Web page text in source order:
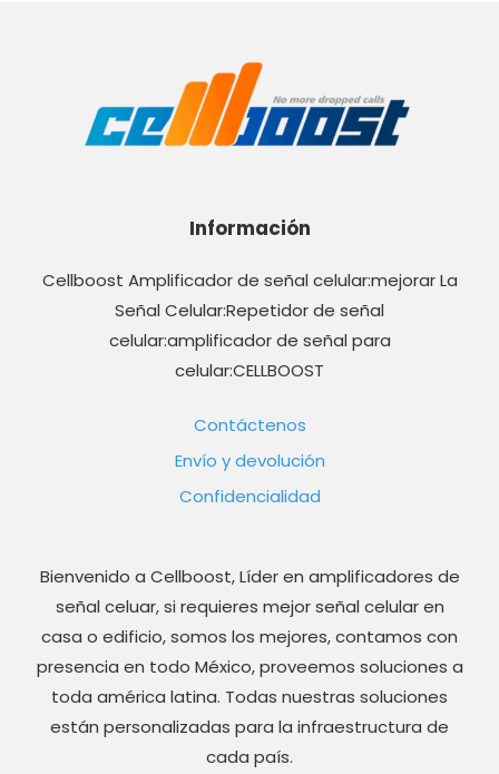
Información
Cellboost Amplificador de señal celular:mejorar La
Señal Celular:Repetidor de señal
celular:amplificador de señal para
celular:CELLBOOST
Contáctenos
Envío y devolución
Confidencialidad
Bienvenido a Cellboost, Líder en amplificadores de
señal celuar, si requieres mejor señal celular en
casa o edificio, somos los mejores, contamos con
presencia en todo México, proveemos soluciones a
toda américa latina. Todas nuestras soluciones
están personalizadas para la infraestructura de
cada país.